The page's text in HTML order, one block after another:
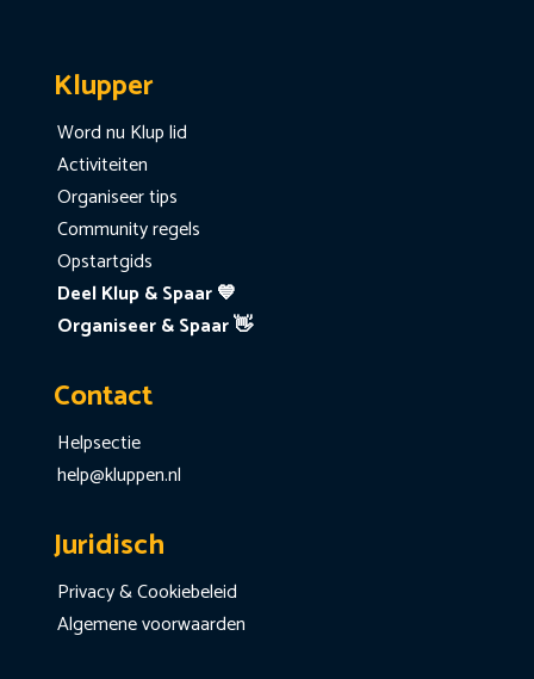
Klupper
Word nu Klup lid
Activiteiten
Organiseer tips
Community regels
Opstartgids
Deel Klup & Spaar 💙
Organiseer & Spaar 👋
Contact
Helpsectie
help@kluppen.nl
Juridisch
Privacy & Cookiebeleid
Algemene voorwaarden